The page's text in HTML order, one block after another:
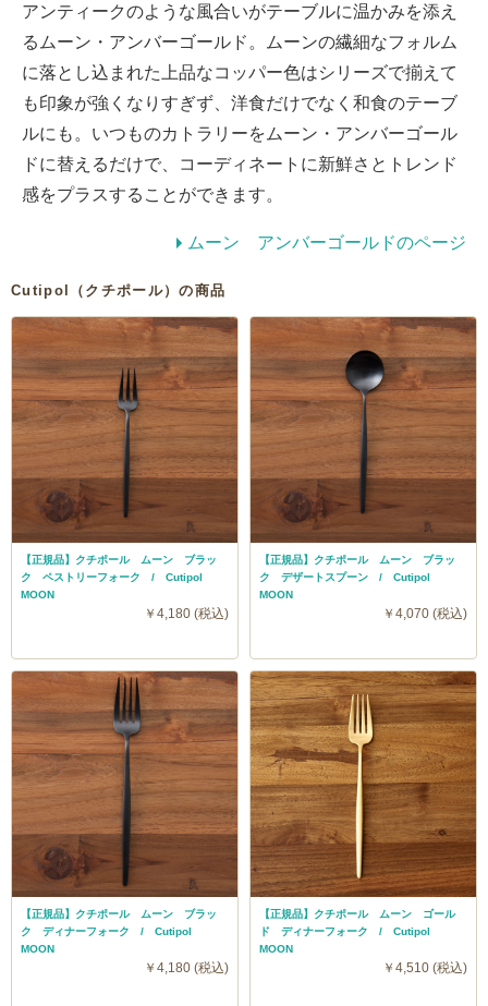
アンティークのような風合いがテーブルに温かみを添え
るムーン・アンバーゴールド。ムーンの繊細なフォルム
に落とし込まれた上品なコッパー色はシリーズで揃えて
も印象が強くなりすぎず、洋食だけでなく和食のテーブ
ルにも。いつものカトラリーをムーン・アンバーゴール
ドに替えるだけで、コーディネートに新鮮さとトレンド
感をプラスすることができます。
ムーン アンバーゴールドのページ
Cutipol（クチポール）の商品
【正規品】クチポール ムーン ブラッ
ク ペストリーフォーク / Cutipol
MOON
￥4,180 (税込)
【正規品】クチポール ムーン ブラッ
ク デザートスプーン / Cutipol
MOON
￥4,070 (税込)
【正規品】クチポール ムーン ブラッ
ク ディナーフォーク / Cutipol
MOON
￥4,180 (税込)
【正規品】クチポール ムーン ゴール
ド ディナーフォーク / Cutipol
MOON
￥4,510 (税込)